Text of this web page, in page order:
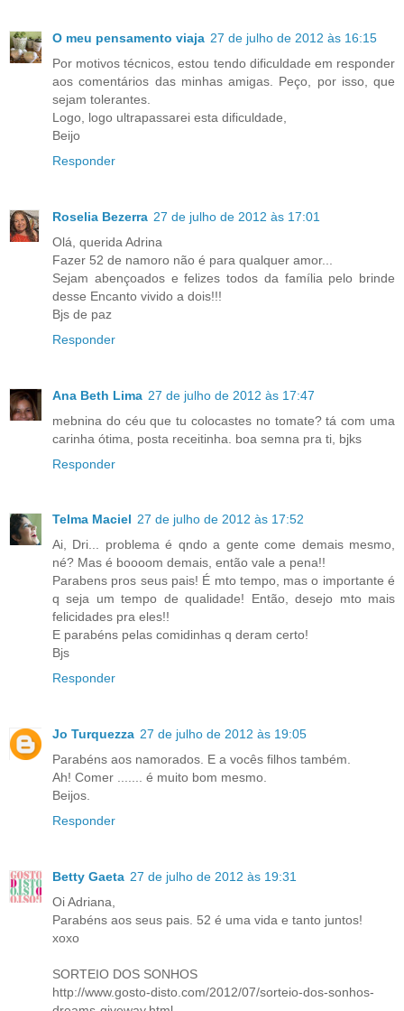
O meu pensamento viaja 27 de julho de 2012 às 16:15
Por motivos técnicos, estou tendo dificuldade em responder
aos comentários das minhas amigas. Peço, por isso, que
sejam tolerantes.
Logo, logo ultrapassarei esta dificuldade,
Beijo
Responder
Roselia Bezerra 27 de julho de 2012 às 17:01
Olá, querida Adrina
Fazer 52 de namoro não é para qualquer amor...
Sejam abençoados e felizes todos da família pelo brinde
desse Encanto vivido a dois!!!
Bjs de paz
Responder
Ana Beth Lima 27 de julho de 2012 às 17:47
mebnina do céu que tu colocastes no tomate? tá com uma
carinha ótima, posta receitinha. boa semna pra ti, bjks
Responder
Telma Maciel 27 de julho de 2012 às 17:52
Ai, Dri... problema é qndo a gente come demais mesmo,
né? Mas é boooom demais, então vale a pena!!
Parabens pros seus pais! É mto tempo, mas o importante é
q seja um tempo de qualidade! Então, desejo mto mais
felicidades pra eles!!
E parabéns pelas comidinhas q deram certo!
Bjs
Responder
Jo Turquezza 27 de julho de 2012 às 19:05
Parabéns aos namorados. E a vocês filhos também.
Ah! Comer ....... é muito bom mesmo.
Beijos.
Responder
Betty Gaeta 27 de julho de 2012 às 19:31
Oi Adriana,
Parabéns aos seus pais. 52 é uma vida e tanto juntos!
xoxo
SORTEIO DOS SONHOS
http://www.gosto-disto.com/2012/07/sorteio-dos-sonhos-